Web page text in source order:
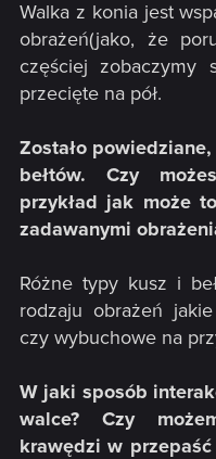
Walka z konia jest
obrażeń(jako, że
częściej zobaczymy
przecięte na pół.
Zostało
bełtów. Czy
przykład jak może
zadawanymi
Różne typy kusz i
rodzaju obrażeń
czy wybuchowe na
W jaki sposób
walce? Czy
krawędzi w